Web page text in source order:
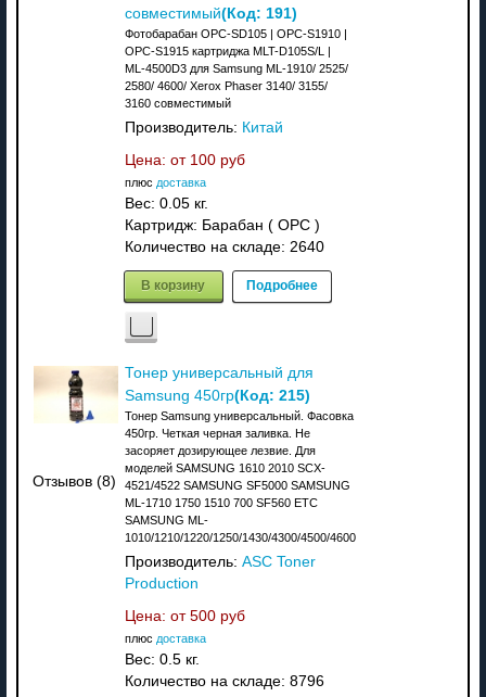
совместимый(Код: 191)
Фотобарабан OPC-SD105 | OPC-S1910 |
OPC-S1915 картриджа MLT-D105S/L |
ML-4500D3 для Samsung ML-1910/ 2525/
2580/ 4600/ Xerox Phaser 3140/ 3155/
3160 совместимый
Производитель: Китай
Цена: от 100 руб
плюс доставка
Вес: 0.05 кг.
Картридж: Барабан ( OPC )
Количество на складе: 2640
В корзину Подробнее
Отзывов (8)
Тонер универсальный для
Samsung 450гр(Код: 215)
Тонер Samsung универсальный. Фасовка
450гр. Четкая черная заливка. Не
засоряет дозирующее лезвие. Для
моделей SAMSUNG 1610 2010 SCX-
4521/4522 SAMSUNG SF5000 SAMSUNG
ML-1710 1750 1510 700 SF560 ETC
SAMSUNG ML-
1010/1210/1220/1250/1430/4300/4500/4600
Производитель: ASC Toner
Production
Цена: от 500 руб
плюс доставка
Вес: 0.5 кг.
Количество на складе: 8796